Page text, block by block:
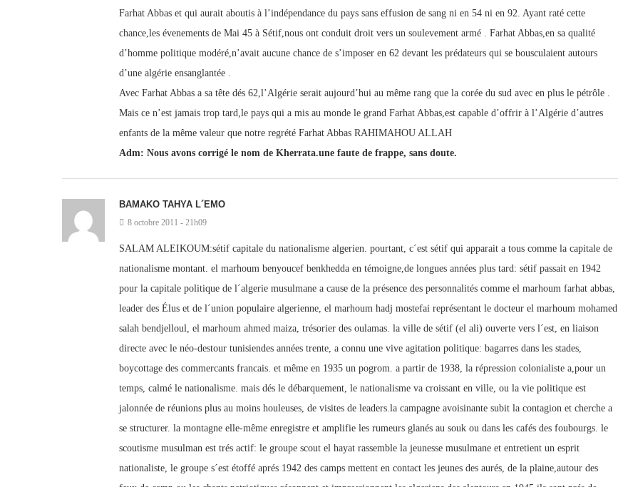
Farhat Abbas et qui aurait aboutis à l’indépendance du pays sans effusion de sang ni en 54 ni en 92. Ayant raté cette
chance,les évenements de Mai 45 à Sétif,nous ont conduit droit vers un soulevement armé . Farhat Abbas,en sa qualité
d’homme politique modéré,n’avait aucune chance de s’imposer en 62 devant les prédateurs qui se bousculaient autours
d’une algérie ensanglantée .
Avec Farhat Abbas a sa tête dés 62,l’Algérie serait aujourd’hui au même rang que la corée du sud avec en plus le pétrôle .
Mais ce n’est jamais trop tard,le pays qui a mis au monde le grand Farhat Abbas,est capable d’offrir à l’Algérie d’autres
enfants de la même valeur que notre regrété Farhat Abbas RAHIMAHOU ALLAH
Adm: Nous avons corrigé le nom de Kherrata.une faute de frappe, sans doute.
BAMAKO TAHYA L´EMO
8 octobre 2011 - 21h09
SALAM ALEIKOUM:sétif capitale du nationalisme algerien. pourtant, c´est sétif qui apparait a tous comme la capitale de
nationalisme montant. el marhoum benyoucef benkhedda en témoigne,de longues années plus tard: sétif passait en 1942
pour la capitale politique de l´algerie musulmane a cause de la présence des personnalités comme el marhoum farhat abbas,
leader des Élus et de l´union populaire algerienne, el marhoum hadj mostefai représentant le docteur el marhoum mohamed
salah bendjelloul, el marhoum ahmed maiza, trésorier des oulamas. la ville de sétif (el ali) ouverte vers l´est, en liaison
directe avec le néo-destour tunisiendes années trente, a connu une vive agitation politique: bagarres dans les stades,
boycottage des commercants francais. et même en 1935 un pogrom. a partir de 1938, la répression colonialiste a,pour un
temps, calmé le nationalisme. mais dés le débarquement, le nationalisme va croissant en ville, ou la vie politique est
jalonnée de réunions plus au moins houleuses, de visites de leaders.la campagne avoisinante subit la contagion et cherche a
se structurer. la montagne elle-même enregistre et amplifie les rumeurs glanés au souk ou dans les cafés des foubourgs. le
scoutisme musulman est trés actif: le groupe scout el hayat rassemble la jeunesse musulmane et entretient un esprit
nationaliste, le groupe s´est étoffé aprés 1942 des camps mettent en contact les jeunes des aurés, de la plaine,autour des